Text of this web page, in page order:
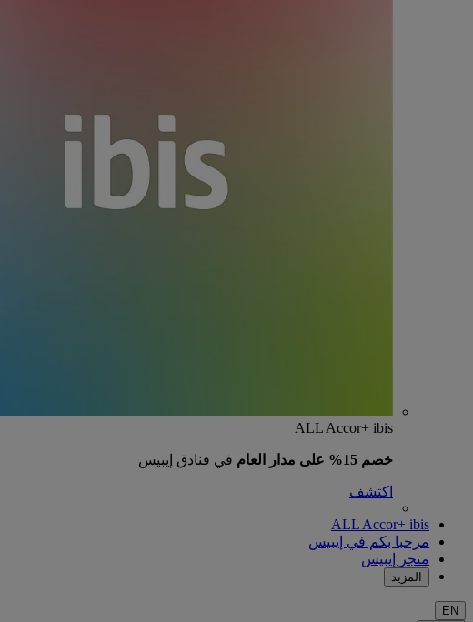
ALL Accor+ ibis
خصم 15% على مدار العام في فنادق إيبيس
اكتشف
ALL Accor+ ibis
مرحبا بكم في إيبيس
متجر إيبيس
المزيد
EN